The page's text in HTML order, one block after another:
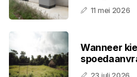
11 mei 2026
Wanneer